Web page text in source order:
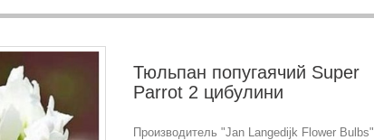
Тюльпан попугаячий Super
Parrot 2 цибулини
Производитель "Jan Langedijk Flower Bulbs"